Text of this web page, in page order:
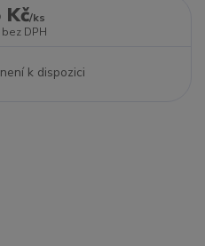
Kč/ks
bez DPH
k dispozici